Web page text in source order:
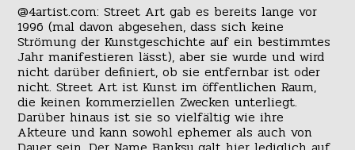
@4artist.com: Street Art gab es bereits lange vor
1996 (mal davon abgesehen, dass sich keine
Strömung der Kunstgeschichte auf ein bestimmtes
Jahr manifestieren lässt), aber sie wurde und wird
nicht darüber definiert, ob sie entfernbar ist oder
nicht. Street Art ist Kunst im öffentlichen Raum,
die keinen kommerziellen Zwecken unterliegt.
Darüber hinaus ist sie so vielfältig wie ihre
Akteure und kann sowohl ephemer als auch von